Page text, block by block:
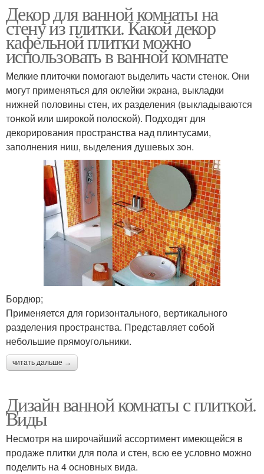
Декор для ванной комнаты на
стену из плитки. Какой декор
кафельной плитки можно
использовать в ванной комнате
Мелкие плиточки помогают выделить части стенок. Они
могут применяться для оклейки экрана, выкладки
нижней половины стен, их разделения (выкладываются
тонкой или широкой полоской). Подходят для
декорирования пространства над плинтусами,
заполнения ниш, выделения душевых зон.
Бордюр;
Применяется для горизонтального, вертикального
разделения пространства. Представляет собой
небольшие прямоугольники.
читать дальше →
Дизайн ванной комнаты с плиткой.
Виды
Несмотря на широчайший ассортимент имеющейся в
продаже плитки для пола и стен, всю ее условно можно
поделить на 4 основных вида.